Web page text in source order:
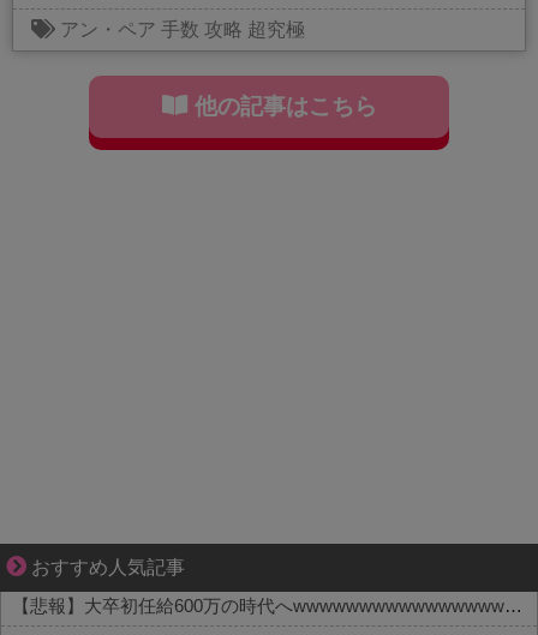
アン・ペア 手数 攻略 超究極
他の記事はこちら
おすすめ人気記事
【マンガ】バラシ屋トシヤの漫画セレクション
【悲報】大卒初任給600万の時代へwwwwwwwwwwwwwwwwwww